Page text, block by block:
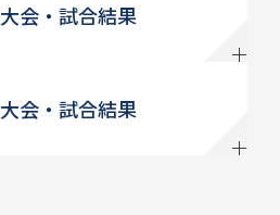
会・試合結果
会・試合結果